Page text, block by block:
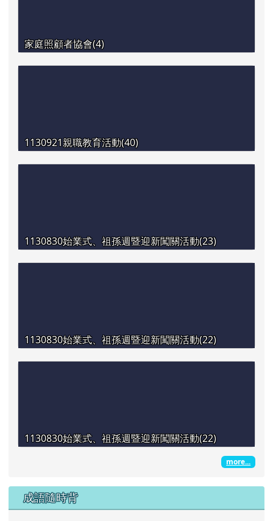
家庭照顧者協會(4)
1130921親職教育活動(40)
1130830始業式、祖孫週暨迎新闖關活動(23)
1130830始業式、祖孫週暨迎新闖關活動(22)
1130830始業式、祖孫週暨迎新闖關活動(22)
more...
成語隨時背